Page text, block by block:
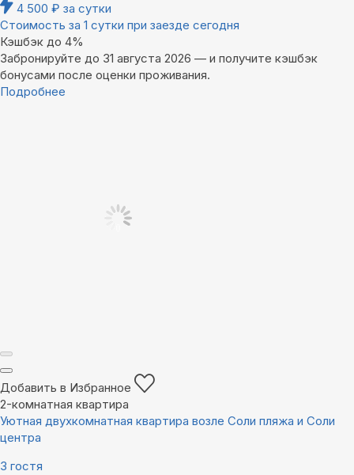
4 500 ₽ за сутки
Стоимость за 1 сутки при заезде сегодня
Кэшбэк до 4%
Забронируйте до 31 августа 2026 — и получите кэшбэк
бонусами после оценки проживания.
Подробнее
Добавить в Избранное
2-комнатная квартира
Уютная двухкомнатная квартира возле Соли пляжа и Соли
центра
3 гостя